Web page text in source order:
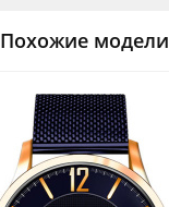
Похожие модели